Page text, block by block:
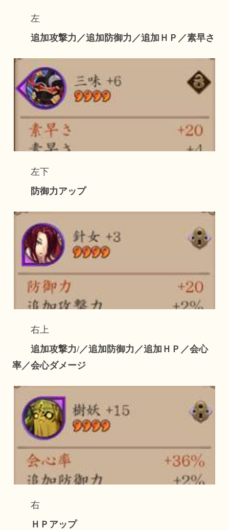
左
追加攻撃力／追加防御力／追加ＨＰ／素早さ
左下
防御力アップ
右上
追加攻撃力/／追加防御力／追加ＨＰ／会心
率／会心ダメージ
右
ＨＰアップ